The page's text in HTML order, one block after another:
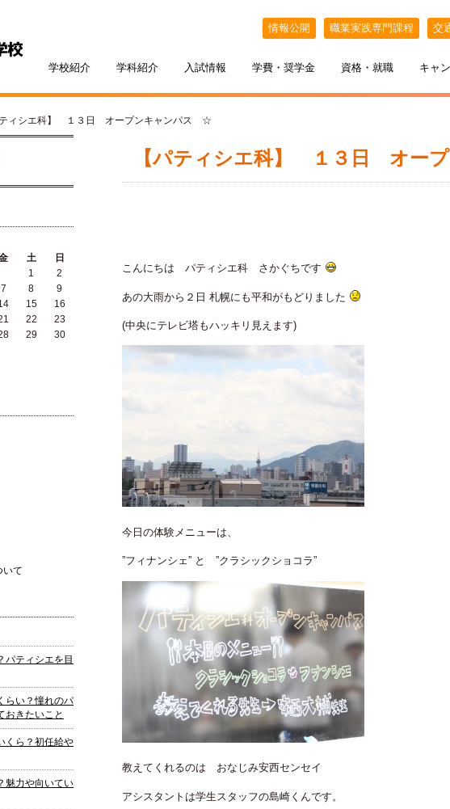
情報公開 職業実践専門課程 交
学校紹介
先輩が教える札幌ベルの魅力
学科紹介
調理師科
入試情報
総合型選抜（AO入試） 特待生制度
学費・奨学金
学費サポート
資格・就職
就職サポート
キャ
年間スケジュール
社会人・フリーター・大学生の方へ
オンラインオープンキャンパス 出張オープンキャンパス
ィシエ科】 １３日 オープンキャンパス ☆
【パティシエ科】 １３日 オー
こんにちは パティシエ科 さかぐちです
あの大雨から２日 札幌にも平和がもどりました
(中央にテレビ塔もハッキリ見えます)
今日の体験メニューは、
”フィナンシェ” と ”クラシックショコラ”
教えてくれるのは おなじみ安西センセイ
アシスタントは学生スタッフの島崎くんです。
土 日
1
2
7 8
9
15
16
22
23
29
30
いて
パティシエを目
らい？憧れのパ
おきたいこと
くら？初任給や
魅力や向いてい